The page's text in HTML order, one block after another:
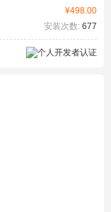
¥498.00
安装次数: 677